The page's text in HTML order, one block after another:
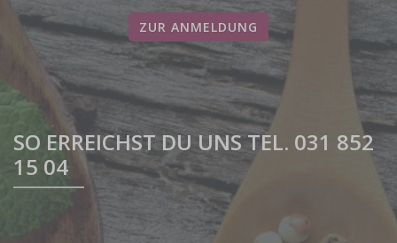
ZUR ANMELDUNG
SO ERREICHST DU UNS TEL. 031 852
15 04